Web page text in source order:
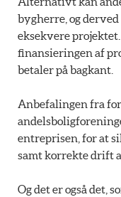
bygherre, og
eksekvere
finansieringen af
betaler på bagkant.
Anbefalingen fra
entreprisen, for at
samt korrekte drift
Og det er også det,